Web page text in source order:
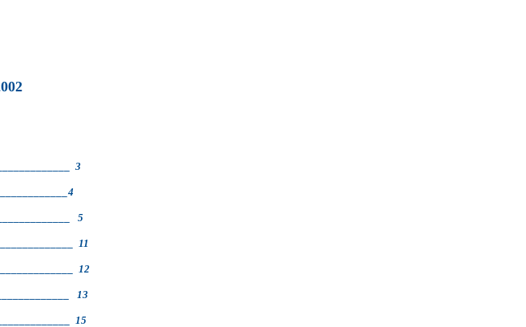
3
5
11
12
13
15